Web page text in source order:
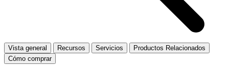
Vista general Recursos Servicios
Productos Relacionados
Cómo comprar